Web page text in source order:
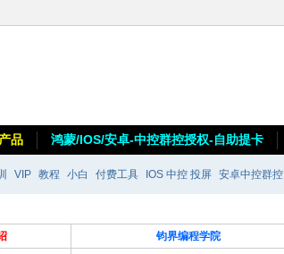
品 鸿蒙/IOS/安卓-中控群控授权-自助提卡
VIP 教程 小白 付费工具 IOS 中控 投屏 安卓中控群控
钧界编程学院